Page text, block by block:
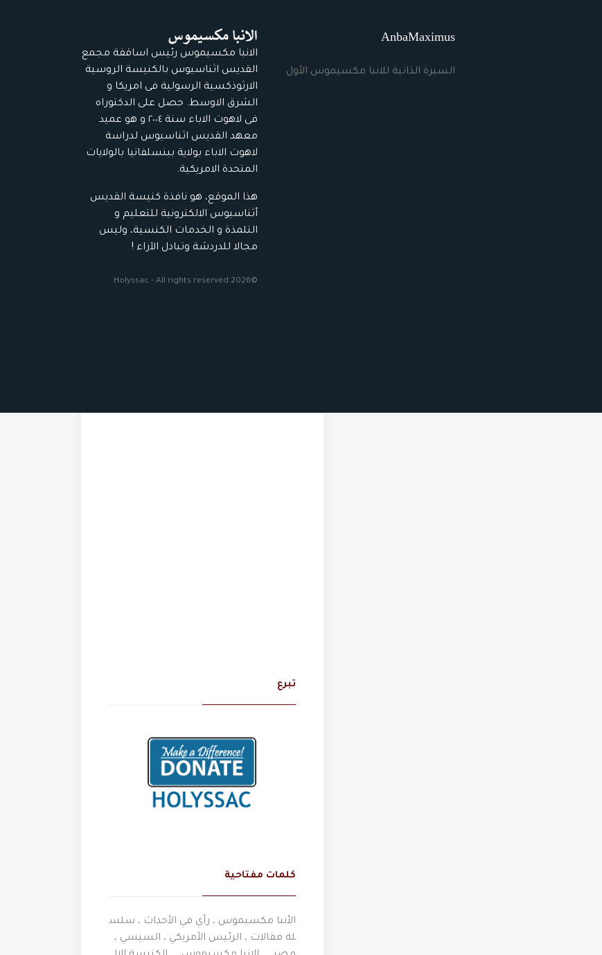
تبرع
كلمات مفتاحية
الأنبا مكسيموس ، رأي في الأحداث ، سلس
لة مقالات ، الرئيس الأمريكي ، السيسي ،
AnbaMaximus
السيرة الذاتية للانبا مكسيموس الأول
الانبا مكسيموس رئيس اساقفة مجمع
القديس اثناسيوس بالكنيسة الروسية
الارثوذكسية الرسولية فى امريكا و
الشرق الاوسط. حصل على الدكتوراه
فى لاهوت الاباء سنة ٢٠٠٤ و هو عميد
معهد القديس اثناسيوس لدراسة
لاهوت الاباء بولاية ببنسلفانيا بالولايات
المتحدة الامريكية.
هذا الموقع، هو نافذة كنيسة القديس
أثناسيوس الالكترونية للتعليم و
التلمذة و الخدمات الكنسية، وليس
مجالا للدردشة وتبادل الآراء !
©2026 Holyssac - All rights reserved